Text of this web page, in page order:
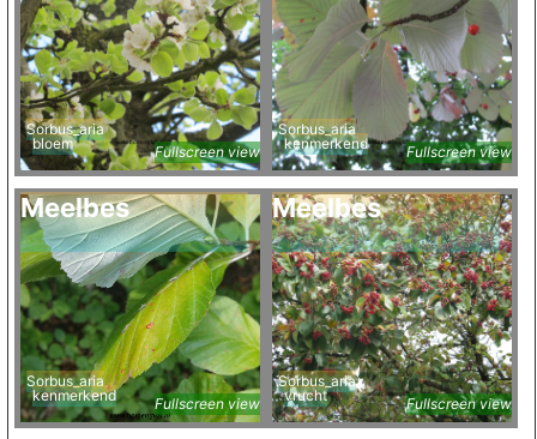
Sorbus_aria
bloem
Fullscreen view
Sorbus_aria
kenmerkend
Fullscreen view
Meelbes
Sorbus_aria
kenmerkend
Fullscreen view
Meelbes
Sorbus_aria
vrucht
Fullscreen view